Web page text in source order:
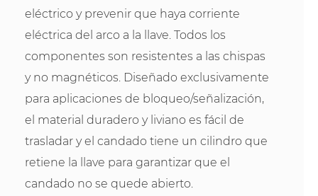
eléctrico y prevenir que haya corriente
eléctrica del arco a la llave. Todos los
componentes son resistentes a las chispas
y no magnéticos. Diseñado exclusivamente
para aplicaciones de bloqueo/señalización,
el material duradero y liviano es fácil de
trasladar y el candado tiene un cilindro que
retiene la llave para garantizar que el
candado no se quede abierto.